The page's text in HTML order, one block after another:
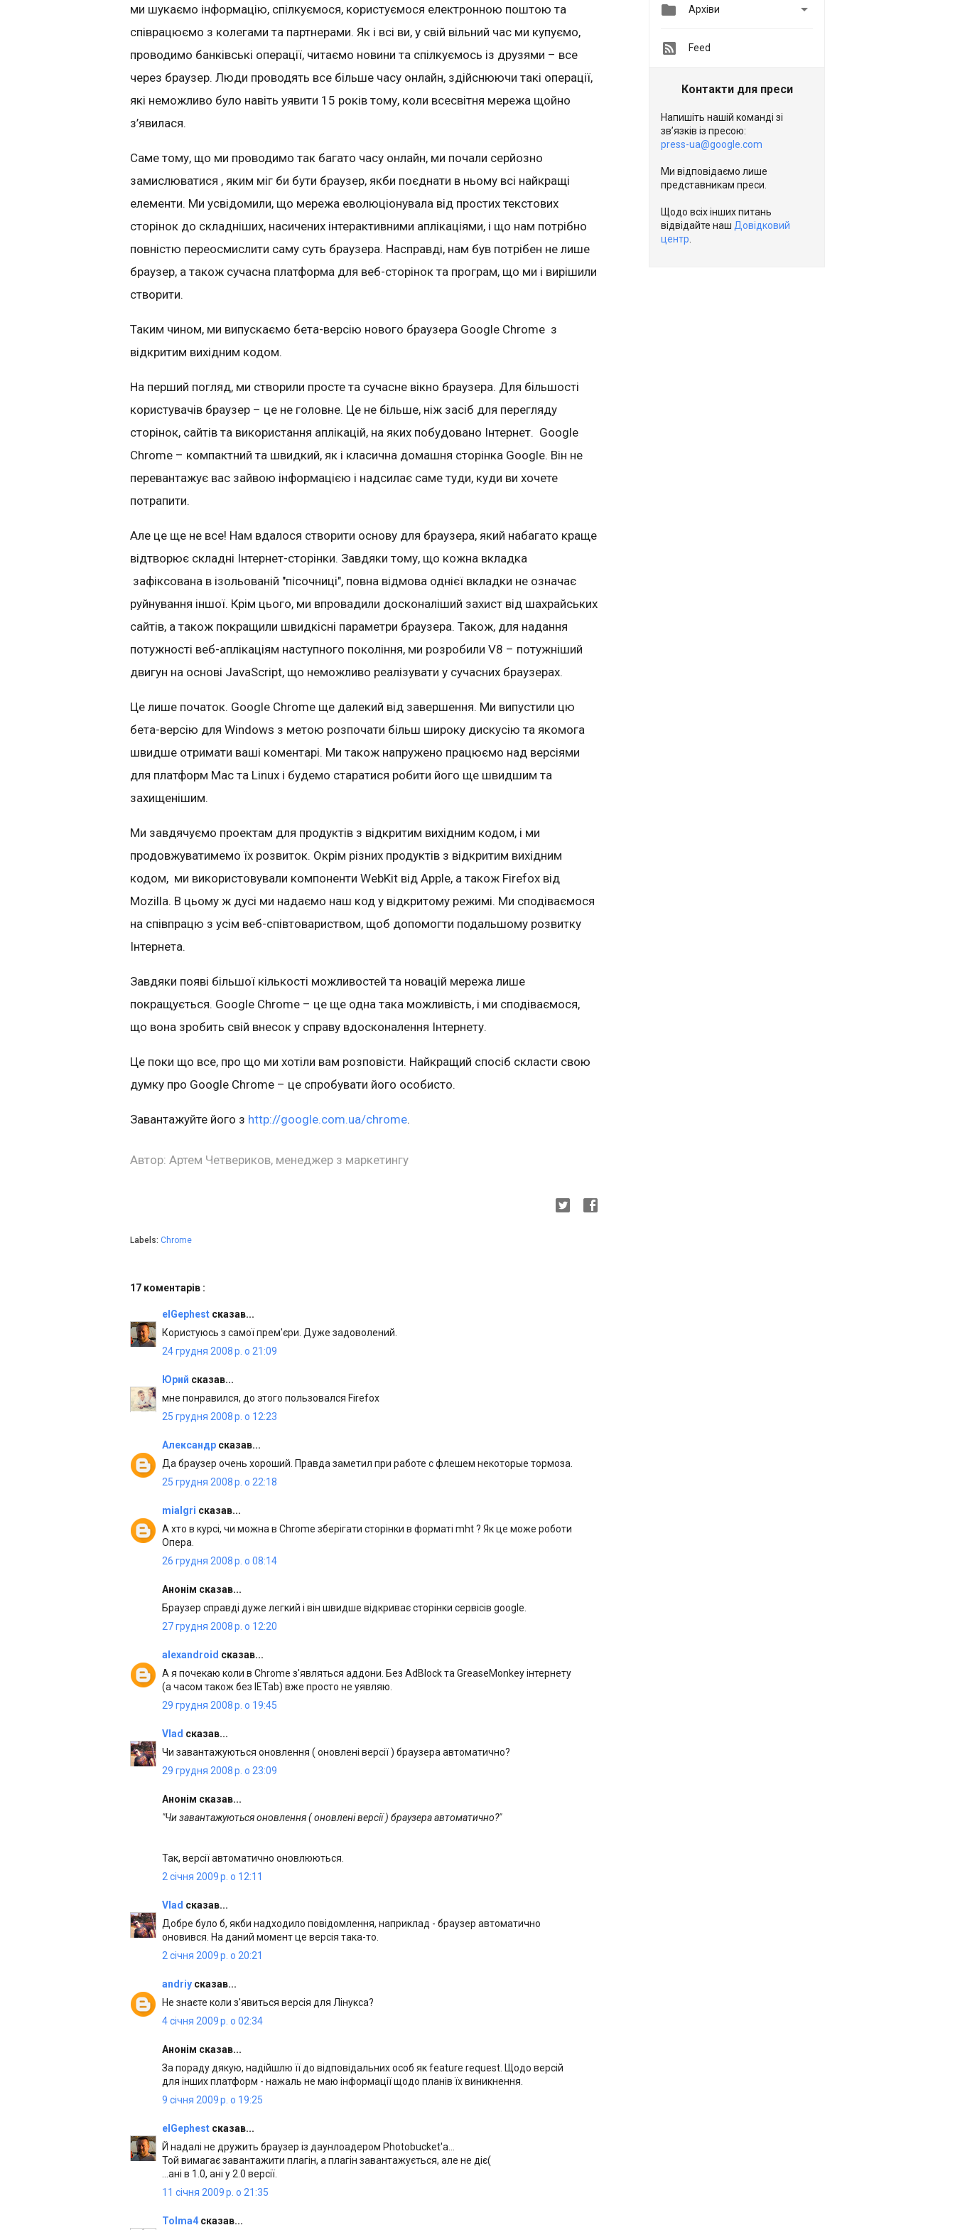
ми шукаємо інформацію, спілкуємося, користуємося електронною поштою та
співрацюємо з колегами та партнерами. Як і всі ви, у свій вільний час ми купуємо,
проводимо банківські операції, читаємо новини та спілкуємось із друзями – все
через браузер. Люди проводять все більше часу онлайн, здійснюючи такі операції,
які неможливо було навіть уявити 15 років тому, коли всесвітня мережа щойно
з’явилася.
Саме тому, що ми проводимо так багато часу онлайн, ми почали серйозно
замислюватися , яким міг би бути браузер, якби поєднати в ньому всі найкращі
елементи. Ми усвідомили, що мережа еволюціонувала від простих текстових
сторінок до складніших, насичених інтерактивними аплікаціями, і що нам потрібно
повністю переосмислити саму суть браузера. Насправді, нам був потрібен не лише
браузер, а також сучасна платформа для веб-сторінок та програм, що ми і вирішили
створити.
Таким чином, ми випускаємо бета-версію нового браузера Google Chrome з
відкритим вихідним кодом.
На перший погляд, ми створили просте та сучасне вікно браузера. Для більшості
користувачів браузер – це не головне. Це не більше, ніж засіб для перегляду
сторінок, сайтів та використання аплікацій, на яких побудовано Інтернет. Google
Chrome – компактний та швидкий, як і класична домашня сторінка Google. Він не
перевантажує вас зайвою інформацією і надсилає саме туди, куди ви хочете
потрапити.
Але це ще не все! Нам вдалося створити основу для браузера, який набагато краще
відтворює складні Інтернет-сторінки. Завдяки тому, що кожна вкладка
зафіксована в ізольованій "пісочниці", повна відмова однієї вкладки не означає
руйнування іншої. Крім цього, ми впровадили досконаліший захист від шахрайських
сайтів, а також покращили швидкісні параметри браузера. Також, для надання
потужності веб-аплікаціям наступного покоління, ми розробили V8 – потужніший
двигун на основі JavaScript, що неможливо реалізувати у сучасних браузерах.
Це лише початок. Google Chrome ще далекий від завершення. Ми випустили цю
бета-версію для Windows з метою розпочати більш широку дискусію та якомога
швидше отримати ваші коментарі. Ми також напружено працюємо над версіями
для платформ Mac та Linux і будемо старатися робити його ще швидшим та
захищенішим.
Ми завдячуємо проектам для продуктів з відкритим вихідним кодом, і ми
продовжуватимемо їх розвиток. Окрім різних продуктів з відкритим вихідним
кодом, ми використовували компоненти WebKit від Apple, а також Firefox від
Mozilla. В цьому ж дусі ми надаємо наш код у відкритому режимі. Ми сподіваємося
на співпрацю з усім веб-співтовариством, щоб допомогти подальшому розвитку
Інтернета.
Завдяки появі більшої кількості можливостей та новацій мережа лише
покращується. Google Chrome – це ще одна така можливість, і ми сподіваємося,
що вона зробить свій внесок у справу вдосконалення Інтернету.
Це поки що все, про що ми хотіли вам розповісти. Найкращий спосіб скласти свою
думку про Google Chrome – це спробувати його особисто.
Завантажуйте його з http://google.com.ua/chrome.
Автор: Артем Четвериков, менеджер з маркетингу
Labels: Chrome
17 коментарів :
elGephest сказав...
Користуюсь з самої прем'єри. Дуже задоволений.
24 грудня 2008 р. о 21:09
Юрий сказав...
мне понравился, до этого пользовался Firefox
25 грудня 2008 р. о 12:23
Александр сказав...
Да браузер очень хороший. Правда заметил при работе с флешем некоторые тормоза.
25 грудня 2008 р. о 22:18
mialgri сказав...
А хто в курсі, чи можна в Chrome зберігати сторінки в форматі mht ? Як це може роботи
Опера.
26 грудня 2008 р. о 08:14
Анонім сказав...
Браузер справді дуже легкий і він швидше відкриває сторінки сервісів google.
27 грудня 2008 р. о 12:20
alexandroid сказав...
А я почекаю коли в Chrome з'являться аддони. Без AdBlock та GreaseMonkey інтернету
(а часом також без IETab) вже просто не уявляю.
29 грудня 2008 р. о 19:45
Vlad сказав...
Чи завантажуються оновлення ( оновлені версії ) браузера автоматично?
29 грудня 2008 р. о 23:09
Анонім сказав...
"Чи завантажуються оновлення ( оновлені версії ) браузера автоматично?"
Так, версії автоматично оновлюються.
2 січня 2009 р. о 12:11
Vlad сказав...
Добре було б, якби надходило повідомлення, наприклад - браузер автоматично
оновився. На даний момент це версія така-то.
2 січня 2009 р. о 20:21
andriy сказав...
Не знаєте коли з'явиться версія для Лінукса?
4 січня 2009 р. о 02:34
Анонім сказав...
За пораду дякую, надійшлю її до відповідальних особ як feature request. Щодо версій
для інших платформ - нажаль не маю інформації щодо планів їх виникнення.
9 січня 2009 р. о 19:25
elGephest сказав...
Й надалі не дружить браузер із даунлоадером Photobucket'a...
Той вимагає завантажити плагін, а плагін завантажується, але не діє(
...ані в 1.0, ані у 2.0 версії.
11 січня 2009 р. о 21:35
Tolma4 сказав...
 Архіви 
Feed
Контакти для преси
Напишіть нашій команді зі
зв’язків із пресою:
press-ua@google.com
Ми відповідаємо лише
представникам преси.
Щодо всіх інших питань
відвідайте наш Довідковий
центр